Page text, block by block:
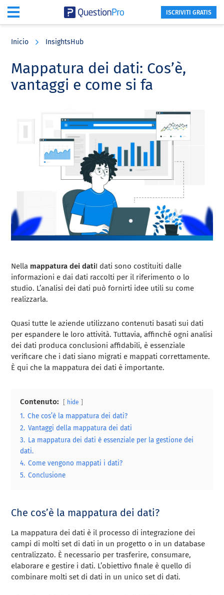
content
sidebar
ISCRIVITI GRATIS
Inicio InsightsHub
Mappatura dei dati: Cos’è,
vantaggi e come si fa
Nella mappatura dei datiI dati sono costituiti dalle
informazioni e dai dati raccolti per il riferimento o lo
studio. L’analisi dei dati può fornirti idee utili su come
realizzarla.
Quasi tutte le aziende utilizzano contenuti basati sui dati
per espandere le loro attività. Tuttavia, affinché ogni analisi
dei dati produca conclusioni affidabili, è essenziale
verificare che i dati siano migrati e mappati correttamente.
È qui che la mappatura dei dati è importante.
Contenuto: hide
1. Che cos’è la mappatura dei dati?
2. Vantaggi della mappatura dei dati
3. La mappatura dei dati è essenziale per la gestione dei
dati.
4. Come vengono mappati i dati?
5. Conclusione
Che cos’è la mappatura dei dati?
La mappatura dei dati è il processo di integrazione dei
campi di molti set di dati in un progetto o in un database
centralizzato. È necessario per trasferire, consumare,
elaborare e gestire i dati. L’obiettivo finale è quello di
combinare molti set di dati in un unico set di dati.